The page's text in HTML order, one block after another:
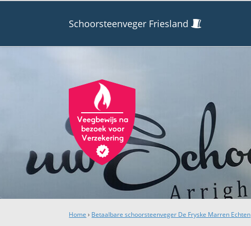
Schoorsteenveger Friesland
Home › Betaalbare schoorsteenveger De Fryske Marren Echten